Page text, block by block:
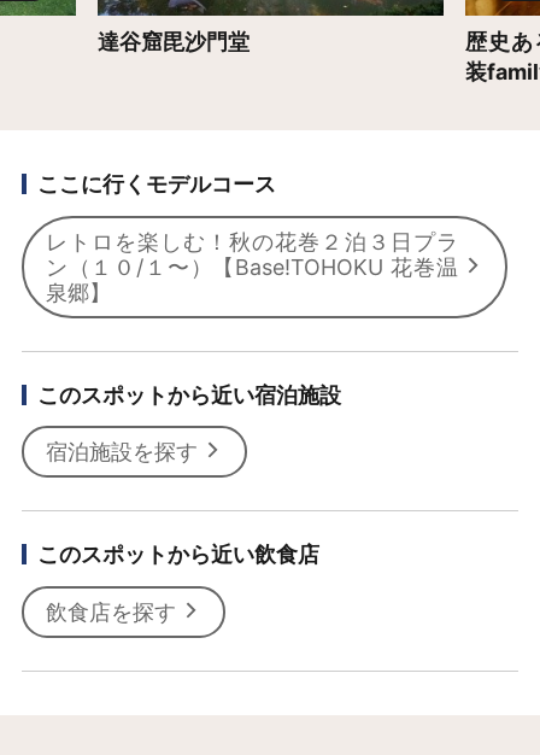
達谷窟毘沙門堂
歴史
装
ここに行くモデルコース
レトロを楽しむ！秋の花巻２泊３日プラ
ン（１０/１〜）【Base!TOHOKU 花巻温
泉郷】
このスポットから近い宿泊施設
宿泊施設を探す
このスポットから近い飲食店
飲食店を探す